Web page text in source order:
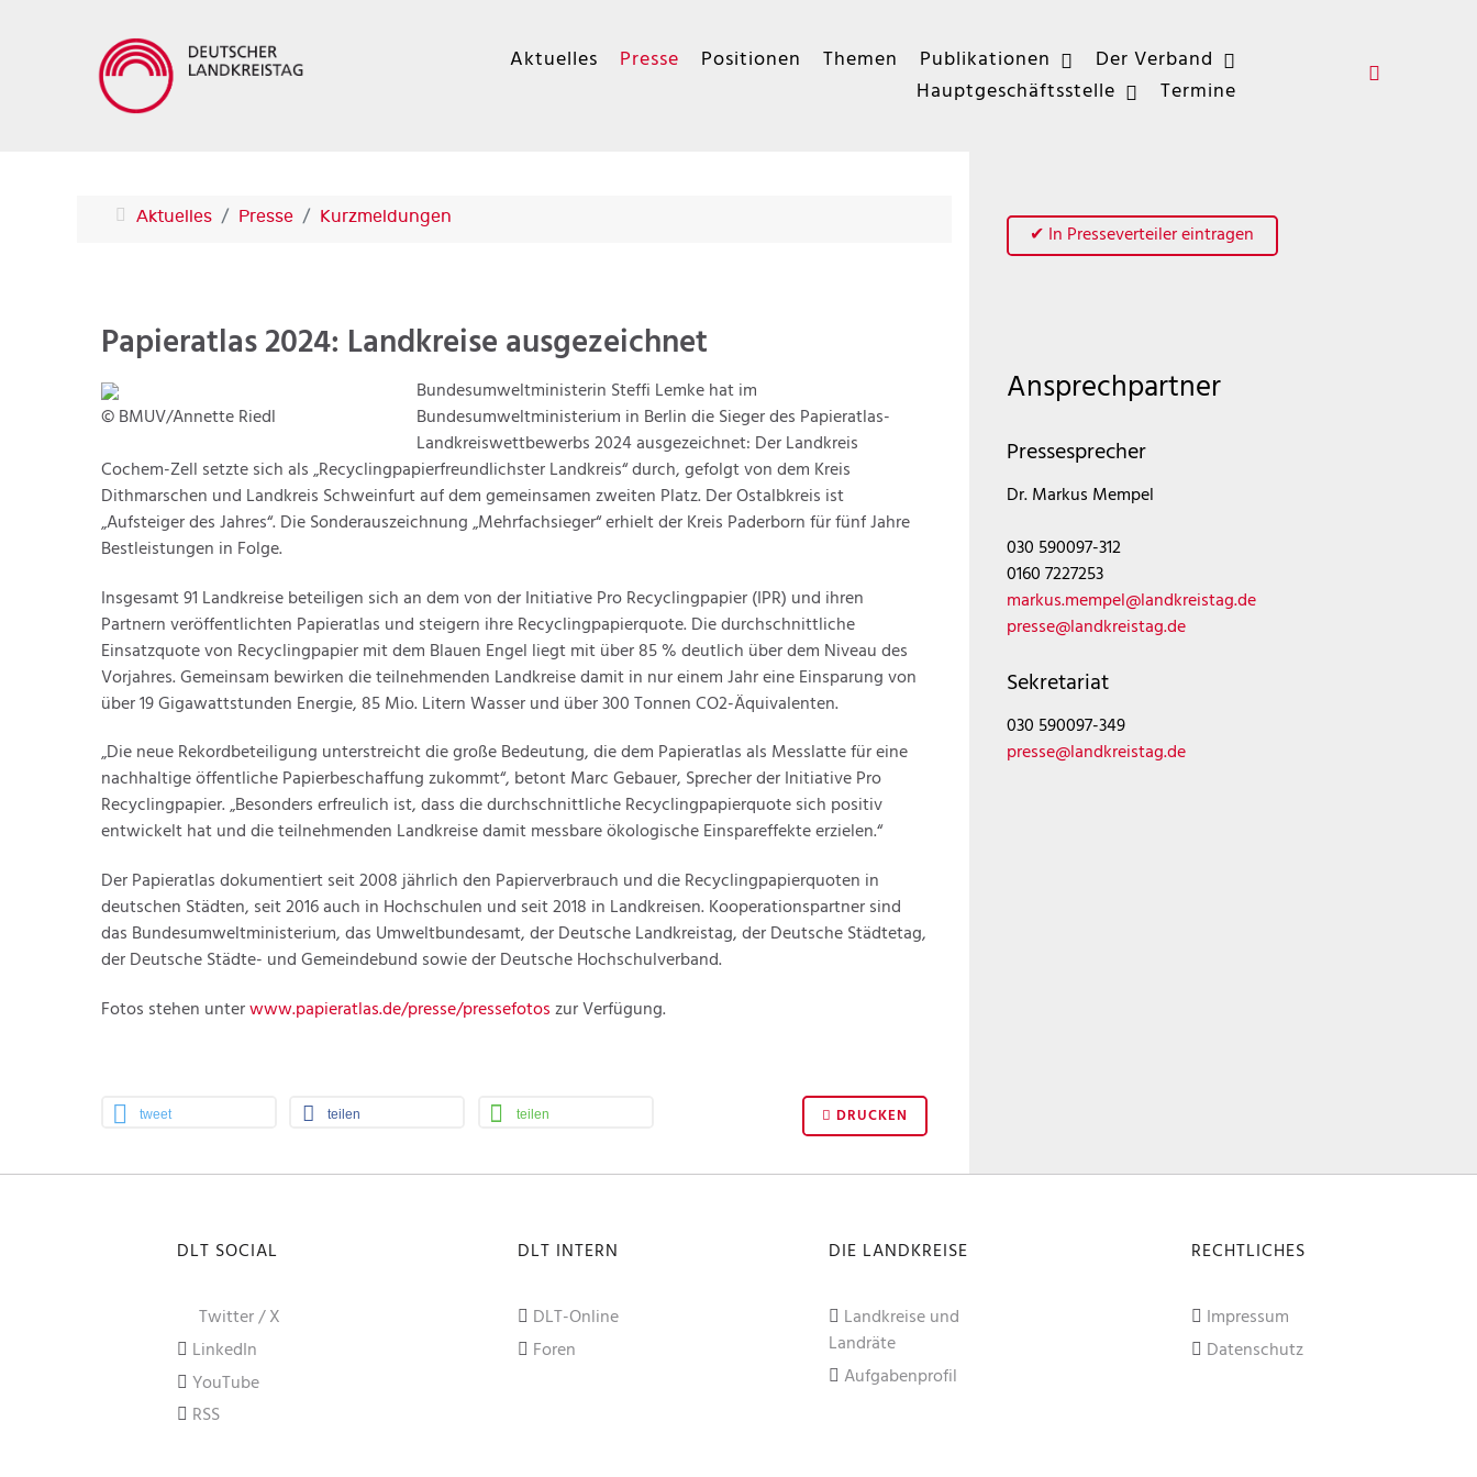
Aktuelles Presse Positionen Themen Publikationen
Der Verband
Hauptgeschäftsstelle
Termine
Aktuelles Presse Kurzmeldungen
Papieratlas 2024: Landkreise ausgezeichnet
© BMUV/Annette Riedl
Bundesumweltministerin Steffi Lemke hat im
Bundesumweltministerium in Berlin die Sieger des Papieratlas-
Landkreiswettbewerbs 2024 ausgezeichnet: Der Landkreis
Cochem-Zell setzte sich als „Recyclingpapierfreundlichster Landkreis“ durch, gefolgt von dem Kreis
Dithmarschen und Landkreis Schweinfurt auf dem gemeinsamen zweiten Platz. Der Ostalbkreis ist
„Aufsteiger des Jahres“. Die Sonderauszeichnung „Mehrfachsieger“ erhielt der Kreis Paderborn für fünf Jahre
Bestleistungen in Folge.
Insgesamt 91 Landkreise beteiligen sich an dem von der Initiative Pro Recyclingpapier (IPR) und ihren
Partnern veröffentlichten Papieratlas und steigern ihre Recyclingpapierquote. Die durchschnittliche
Einsatzquote von Recyclingpapier mit dem Blauen Engel liegt mit über 85 % deutlich über dem Niveau des
Vorjahres. Gemeinsam bewirken die teilnehmenden Landkreise damit in nur einem Jahr eine Einsparung von
über 19 Gigawattstunden Energie, 85 Mio. Litern Wasser und über 300 Tonnen CO2-Äquivalenten.
„Die neue Rekordbeteiligung unterstreicht die große Bedeutung, die dem Papieratlas als Messlatte für eine
nachhaltige öffentliche Papierbeschaffung zukommt“, betont Marc Gebauer, Sprecher der Initiative Pro
Recyclingpapier. „Besonders erfreulich ist, dass die durchschnittliche Recyclingpapierquote sich positiv
entwickelt hat und die teilnehmenden Landkreise damit messbare ökologische Einspareffekte erzielen.“
Der Papieratlas dokumentiert seit 2008 jährlich den Papierverbrauch und die Recyclingpapierquoten in
deutschen Städten, seit 2016 auch in Hochschulen und seit 2018 in Landkreisen. Kooperationspartner sind
das Bundesumweltministerium, das Umweltbundesamt,der Deutsche Landkreistag,der Deutsche Städtetag,
der Deutsche Städte- und Gemeindebund sowie der Deutsche Hochschulverband.
Fotos stehen unterwww.papieratlas.de/presse/pressefotoszur Verfügung.
DRUCKEN
tweet teilen teilen
✔ In Presseverteiler eintragen
Ansprechpartner
Pressesprecher
Dr. Markus Mempel
030 590097-312
0160 7227253
markus.mempel@landkreistag.de
presse@landkreistag.de
Sekretariat
030 590097-349
presse@landkreistag.de
DLT SOCIAL
Twitter / X
LinkedIn
YouTube
RSS
DLT INTERN
DLT-Online
Foren
DIE LANDKREISE
Landkreise und
Landräte
Aufgabenprofil
RECHTLICHES
Impressum
Datenschutz